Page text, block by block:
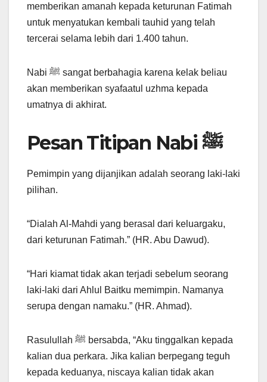
memberikan amanah kepada keturunan Fatimah
untuk menyatukan kembali tauhid yang telah
tercerai selama lebih dari 1.400 tahun.
Nabi ﷺ sangat berbahagia karena kelak beliau
akan memberikan syafaatul uzhma kepada
umatnya di akhirat.
Pesan Titipan Nabi ﷺ
Pemimpin yang dijanjikan adalah seorang laki-laki
pilihan.
“Dialah Al-Mahdi yang berasal dari keluargaku,
dari keturunan Fatimah.” (HR. Abu Dawud).
“Hari kiamat tidak akan terjadi sebelum seorang
laki-laki dari Ahlul Baitku memimpin. Namanya
serupa dengan namaku.” (HR. Ahmad).
Rasulullah ﷺ bersabda, “Aku tinggalkan kepada
kalian dua perkara. Jika kalian berpegang teguh
kepada keduanya, niscaya kalian tidak akan